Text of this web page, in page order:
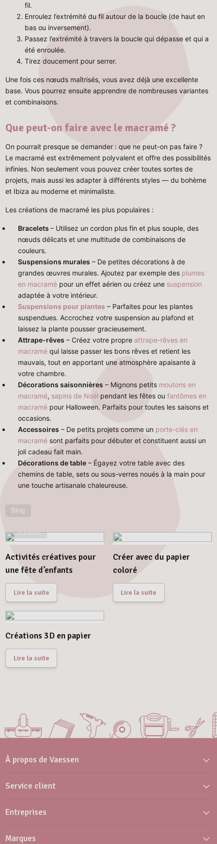
fil.
Enroulez l’extrémité du fil autour de la boucle (de haut en
bas ou inversement).
Passez l’extrémité à travers la boucle qui dépasse et qui a
été enroulée.
Tirez doucement pour serrer.
Une fois ces nœuds maîtrisés, vous avez déjà une excellente
base. Vous pourrez ensuite apprendre de nombreuses variantes
et combinaisons.
Que peut-on faire avec le macramé ?
On pourrait presque se demander : que ne peut-on pas faire ?
Le macramé est extrêmement polyvalent et offre des possibilités
infinies. Non seulement vous pouvez créer toutes sortes de
projets, mais aussi les adapter à différents styles — du bohème
et Ibiza au moderne et minimaliste.
Les créations de macramé les plus populaires :
Bracelets – Utilisez un cordon plus fin et plus souple, des
nœuds délicats et une multitude de combinaisons de
couleurs.
Suspensions murales – De petites décorations à de
grandes œuvres murales. Ajoutez par exemple des plumes
en macramépour un effet aérien ou créez une suspension
adaptée à votre intérieur.
Suspensions pour plantes – Parfaites pour les plantes
suspendues. Accrochez votre suspension au plafond et
laissez la plante pousser gracieusement.
Attrape-rêves – Créez votre propre attrape-rêves en
macraméqui laisse passer les bons rêves et retient les
mauvais, tout en apportant une atmosphère apaisante à
votre chambre.
Décorations saisonnières – Mignons petits moutons en
macramé, sapins de Noël pendant les fêtes ou fantômes en
macramépour Halloween. Parfaits pour toutes les saisons et
occasions.
Accessoires – De petits projets comme un porte-clés en
macramésont parfaits pour débuter et constituent aussi un
joli cadeau fait main.
Décorations de table– Égayez votre table avec des
chemins de table, sets ou sous-verres noués à la main pour
une touche artisanale chaleureuse.
Blog
Enfants
Activités créatives pour
une fête d’enfants
Lire la suite
Créer avec du papier
coloré
Lire la suite
Créations 3D en papier
Lire la suite
À propos de Vaessen
Service client
Entreprises
Marques